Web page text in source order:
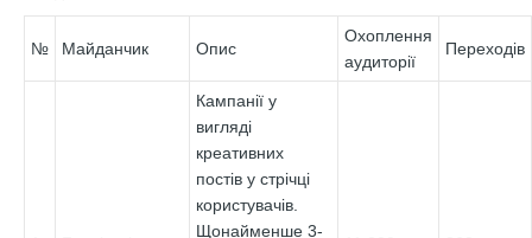
№ Майданчик Опис
Охоплення
аудиторії
Переходів
Кампанії у
вигляді
креативних
постів у стрічці
користувачів.
Щонайменше 3-